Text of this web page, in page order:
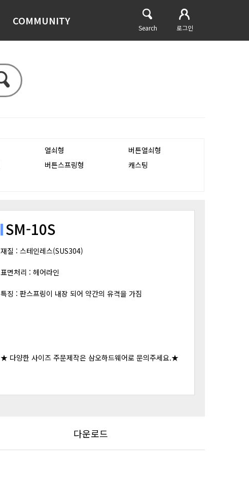
Search 로그인
COMMUNITY
열쇠형
버튼열쇠형
버튼스프링형
캐스팅
SM-10S
재질 : 스테인레스(SUS304)
표면처리 : 헤어라인
특징 : 판스프링이 내장 되어 약간의 유격을 가짐
★ 다양한 사이즈 주문제작은 삼오하드웨어로 문의주세요.★
다운로드